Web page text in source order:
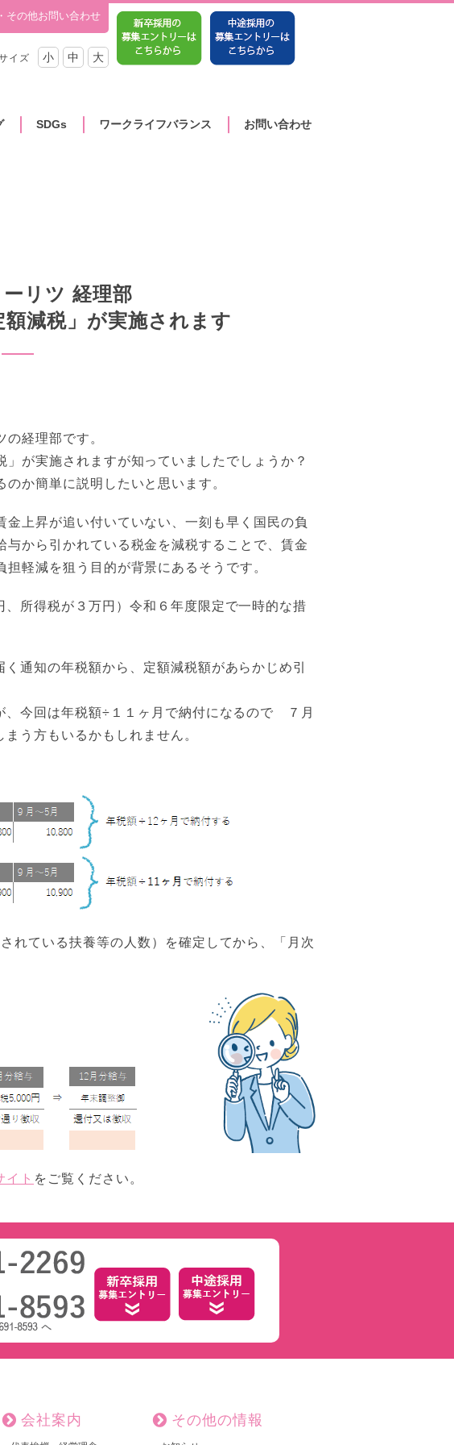
その他お問い合わせ
イズ 小 中 大
SDGs ワークライフバランス お問い合わせ
リツ 経理部
減税」が実施されます
経理部です。
」が実施されますが知っていましたでしょうか？
か簡単に説明したいと思います。
金上昇が追い付いていない、一刻も早く国民の負
から引かれている税金を減税することで、賃金
軽減を狙う目的が背景にあるそうです。
所得税が３万円）令和６年度限定で一時的な措
通知の年税額から、定額減税額があらかじめ引
、今回は年税額÷１１ヶ月で納付になるので ７月
う方もいるかもしれません。
れている扶養等の人数）を確定してから、「月次
ト をご覧ください。
会社案内 その他の情報